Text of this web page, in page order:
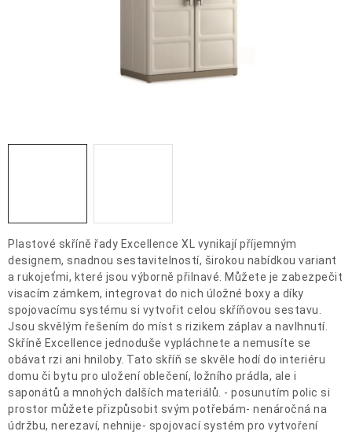
KONTAKTY
ZNAČKY
Jak nakupovat Obchodní podmínky
Reklamační řád
Podmínky ochrany osobních údajů
Doprava a platba
Plastové skříně řady Excellence XL vynikají příjemným
designem, snadnou sestavitelností, širokou nabídkou variant
a rukojeťmi, které jsou výborně přilnavé. Můžete je zabezpečit
visacím zámkem, integrovat do nich úložné boxy a díky
spojovacímu systému si vytvořit celou skříňovou sestavu.
Jsou skvělým řešením do míst s rizikem záplav a navlhnutí.
Skříně Excellence jednoduše vypláchnete a nemusíte se
obávat rzi ani hniloby.​ Tato skříň se skvěle hodí do interiéru
domu či bytu pro uložení oblečení, ložního prádla, ale i
saponátů a mnohých dalších materiálů. - posunutím polic si
prostor můžete přizpůsobit svým potřebám- nenáročná na
údržbu, nerezaví, nehnije- spojovací systém pro vytvoření